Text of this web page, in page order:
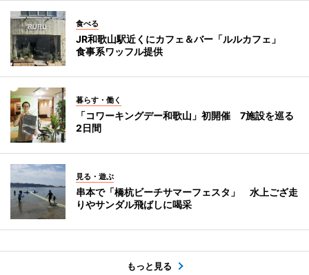
食べる
JR和歌山駅近くにカフェ＆バー「ルルカフェ」
食事系ワッフル提供
暮らす・働く
「コワーキングデー和歌山」初開催 7施設を巡る
2日間
見る・遊ぶ
串本で「橋杭ビーチサマーフェスタ」 水上ござ走
りやサンダル飛ばしに喝采
もっと見る